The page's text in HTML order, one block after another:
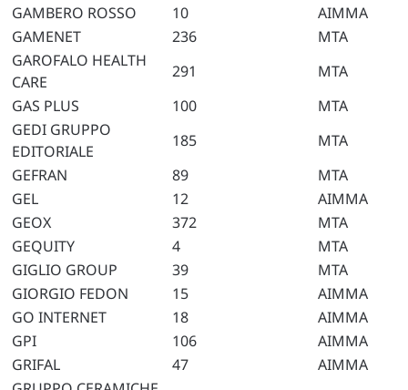
GAMBERO ROSSO
10
AIMMA
GAMENET
236
MTA
GAROFALO HEALTH
CARE
291
MTA
GAS PLUS
100
MTA
GEDI GRUPPO
EDITORIALE
185
MTA
GEFRAN
89
MTA
GEL
12
AIMMA
GEOX
372
MTA
GEQUITY
4
MTA
GIGLIO GROUP
39
MTA
GIORGIO FEDON
15
AIMMA
GO INTERNET
18
AIMMA
GPI
106
AIMMA
GRIFAL
47
AIMMA